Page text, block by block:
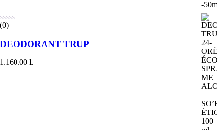
(0)
DEODORANT TRUP
1,160.00 L